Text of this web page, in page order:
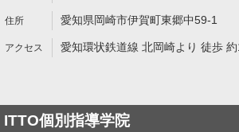
愛知県岡崎市伊賀町東郷中59-1
愛知環状鉄道線 北岡崎より 徒歩
ITTO個別指導学院